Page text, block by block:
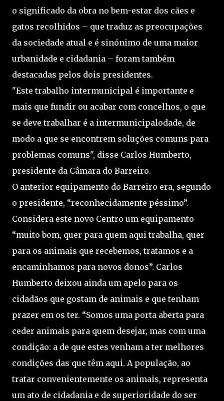
o significado da obra no bem-estar dos cães e
gatos recolhidos – que traduz as preocupações
da sociedade atual e é sinónimo de uma maior
urbanidade e cidadania – foram também
destacadas pelos dois presidentes.
"Este trabalho intermunicipal é importante e
mais que fundir ou acabar com concelhos, o que
se deve trabalhar é a intermunicipalodade, de
modo a que se encontrem soluções comuns para
problemas comuns", disse Carlos Humberto,
presidente da Câmara do Barreiro.
O anterior equipamento do Barreiro era, segundo
o presidente, “reconhecidamente péssimo”.
Considera este novo Centro um equipamento
“muito bom, quer para quem aqui trabalha, quer
para os animais que recebemos, tratamos e a
encaminhamos para novos donos”. Carlos
Humberto deixou ainda um apelo para os
cidadãos que gostam de animais e que tenham
prazer em os ter. “Somos uma porta aberta para
ceder animais para quem desejar, mas com uma
condição: a de que estes venham a ter melhores
condições das que têm aqui. A população, ao
tratar convenientemente os animais, representa
um ato de cidadania e de superioridade do ser